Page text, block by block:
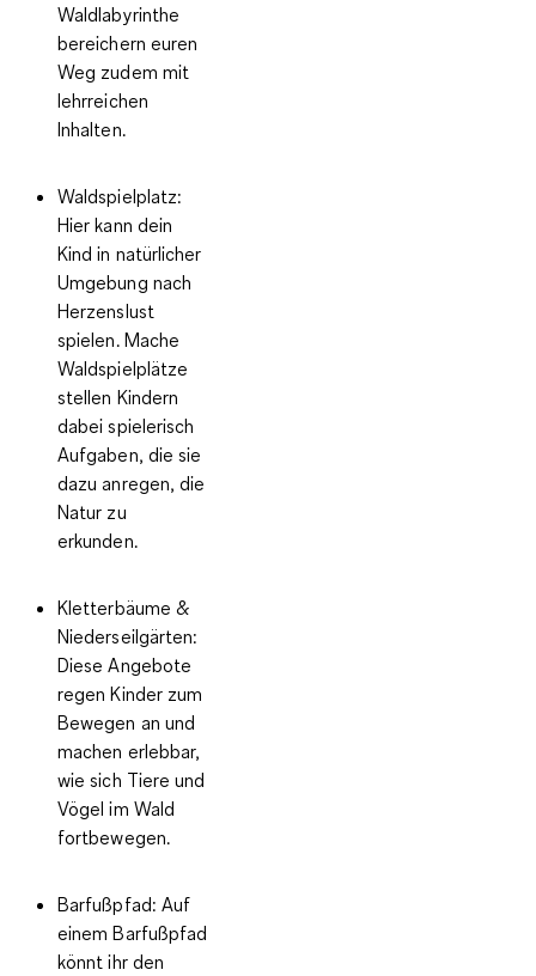
Waldlabyrinthe
bereichern euren
Weg zudem mit
lehrreichen
Inhalten.
Waldspielplatz:
Hier kann dein
Kind in natürlicher
Umgebung nach
Herzenslust
spielen. Mache
Waldspielplätze
stellen Kindern
dabei spielerisch
Aufgaben, die sie
dazu anregen, die
Natur zu
erkunden.
Kletterbäume &
Niederseilgärten:
Diese Angebote
regen Kinder zum
Bewegen an und
machen erlebbar,
wie sich Tiere und
Vögel im Wald
fortbewegen.
Barfußpfad: Auf
einem Barfußpfad
könnt ihr den